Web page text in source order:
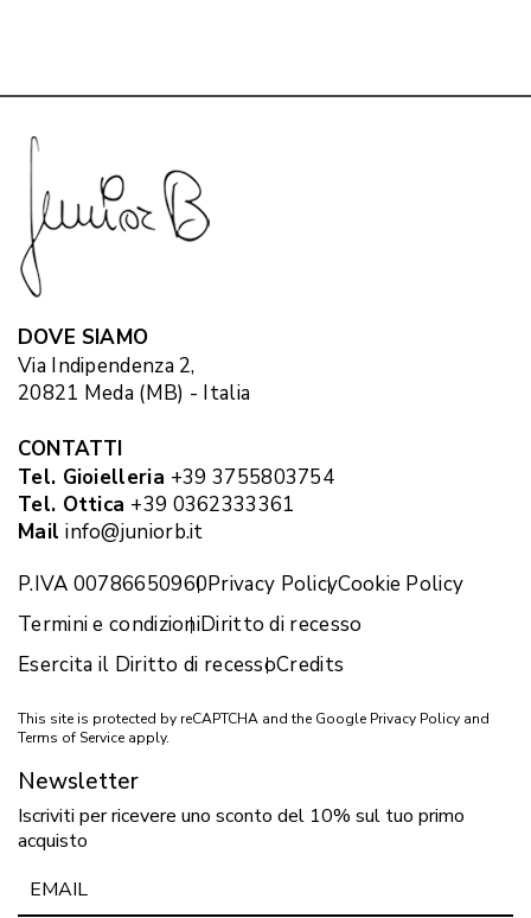
DOVE SIAMO
Via Indipendenza 2,
20821 Meda (MB) - Italia
CONTATTI
Tel. Gioielleria +39 3755803754
Tel. Ottica +39 0362333361
Mail info@juniorb.it
P.IVA 00786650960Privacy PolicyCookie Policy
Termini e condizioniDiritto di recesso
Esercita il Diritto di recessoCredits
This site is protected by reCAPTCHA and the Google Privacy Policy and
Terms of Service apply.
Newsletter
Iscriviti per ricevere uno sconto del 10% sul tuo primo
acquisto